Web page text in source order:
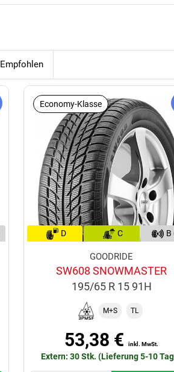
Empfohlen
Economy-Klasse
D C B
GOODRIDE
SW608 SNOWMASTER
195/65 R 15 91H
M+S TL
53,38 €inkl. MwSt.
Extern: 30 Stk. (Lieferung 5-10